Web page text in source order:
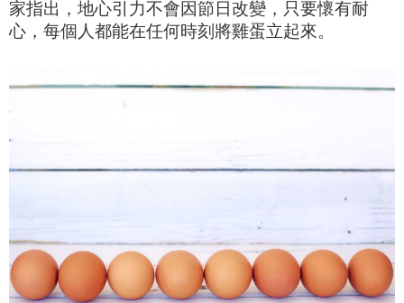
家指出，地心引力不會因節日改變，只要懷有耐
心，每個人都能在任何時刻將雞蛋立起來。